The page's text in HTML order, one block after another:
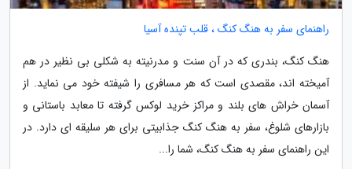
راهنمای سفر به هنگ کنگ ، قلب تپنده آسیا
هنگ کنگ، بندری که در آن سنت و مدرنیته به شکلی بی نظیر در هم
آمیخته اند، مقصدی است که هر مسافری را شیفته خود می نماید. از
آسمان خراش های بلند و مراکز خرید لوکس گرفته تا معابد باستانی و
بازارهای شلوغ، سفر به هنگ کنگ جذابیتی برای هر سلیقه ای دارد. در
این راهنمای سفر به هنگ کنگ، شما را...